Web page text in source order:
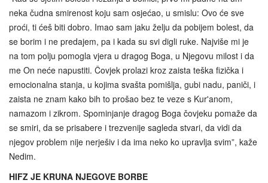
neka čudna smirenost koju sam osjećao, u smislu: Ovo će sve
proći, ti ćeš biti dobro. Imao sam jaku želju da pobijem bolest, da
se borim i ne predajem, pa i kada su svi digli ruke. Najviše mi je
na tom polju pomogla vjera u dragog Boga, u Njegovu milost i da
me On neće napustiti. Čovjek prolazi kroz zaista teška fizička i
emocionalna stanja, u kojima svašta pomišlja, gubi nadu, paniči, i
zaista ne znam kako bih to prošao bez te veze s Kur'anom,
namazom i zikrom. Spominjanje dragog Boga čovjeku pomaže da
se smiri, da se prisabere i trezvenije sagleda stvari, da vidi da
njegov problem nije nerješiv i da ima neko ko upravlja svim”, kaže
Nedim.
HIFZ JE KRUNA NJEGOVE BORBE